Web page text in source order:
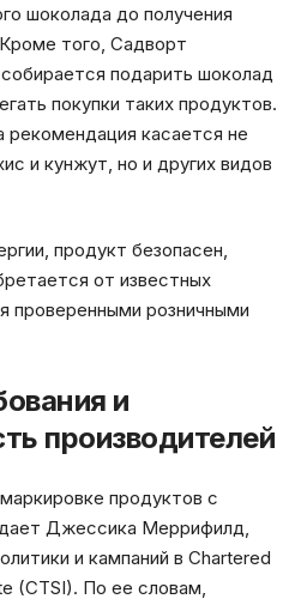
шоколада до получения
того, Садворт
подарить шоколад
покупки таких продуктов.
касается не
и кунжут, но и других видов
продукт безопасен,
от известных
проверенными розничными
и
производителей
продуктов с
Джессика Меррифилд,
и кампаний в Chartered
(CTSI). По ее словам,